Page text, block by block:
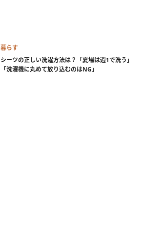
暮らす
シーツの正しい洗濯方法は？「夏場は週1で洗う」
「洗濯機に丸めて放り込むのはNG」